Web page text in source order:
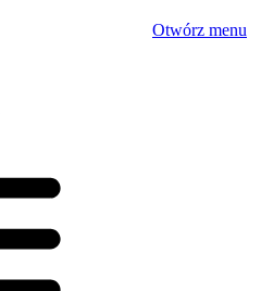
Otwórz menu